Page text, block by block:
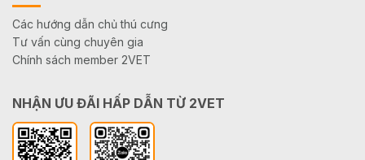
Các hướng dẫn chủ thú cưng
Tư vấn cùng chuyên gia
Chính sách member 2VET
NHẬN ƯU ĐÃI HẤP DẪN TỪ 2VET